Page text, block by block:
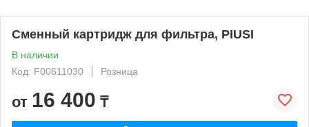
Сменный картридж для фильтра, PIUSI
В наличии
Код: F00611030
Розница
от 16 400 ₸